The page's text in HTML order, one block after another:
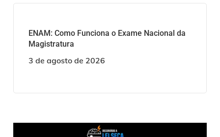
ENAM: Como Funciona o Exame Nacional da
Magistratura
3 de agosto de 2026